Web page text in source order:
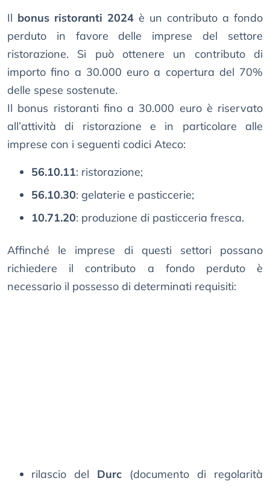
Il bonus ristoranti 2024 è un contributo a fondo
perduto in favore delle imprese del settore
ristorazione. Si può ottenere un contributo di
importo fino a 30.000 euro a copertura del 70%
delle spese sostenute.
Il bonus ristoranti fino a 30.000 euro è riservato
all’attività di ristorazione e in particolare alle
imprese con i seguenti codici Ateco:
56.10.11: ristorazione;
56.10.30: gelaterie e pasticcerie;
10.71.20: produzione di pasticceria fresca.
Affinché le imprese di questi settori possano
richiedere il contributo a fondo perduto è
necessario il possesso di determinati requisiti:
rilascio del Durc (documento di regolarità